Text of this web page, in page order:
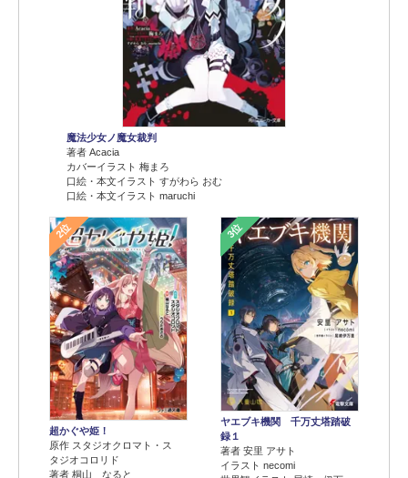
魔法少女ノ魔女裁判
著者 Acacia
カバーイラスト 梅まろ
口絵・本文イラスト すがわら おむ
口絵・本文イラスト maruchi
2位
超かぐや姫！
原作 スタジオクロマト・ス
タジオコロリド
著者 桐山 なると
3位
ヤエブキ機関 千万丈塔踏破
録１
著者 安里 アサト
イラスト necomi